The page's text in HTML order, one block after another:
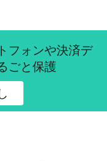
ー公式ブログ
フォンや決済デ
ごと保護